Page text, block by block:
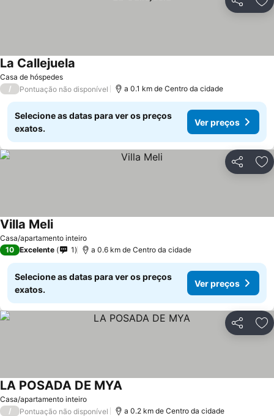
Partilhar
Casa de hóspedes
La Callejuela
/ Pontuação não disponível a 0.1 km de Centro da cidade
Selecione as datas para ver os preços
exatos.
Ver preços
Partilhar
Casa/apartamento inteiro
Villa Meli
10 Excelente 1 a 0.6 km de Centro da cidade
Selecione as datas para ver os preços
exatos.
Ver preços
Partilhar
Casa/apartamento inteiro
LA POSADA DE MYA
/ Pontuação não disponível a 0.2 km de Centro da cidade